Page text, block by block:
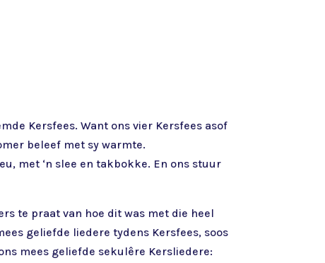
Kersfees. Want ons vier Kersfees asof
beleef met sy warmte.
met ‘n slee en takbokke. En ons stuur
te praat van hoe dit was met die heel
geliefde liedere tydens Kersfees, soos
mees geliefde sekulêre Kersliedere: